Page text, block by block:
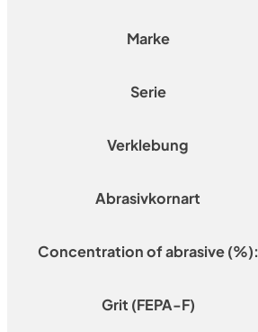
Marke
Serie
Verklebung
Abrasivkornart
Concentration of abrasive (%):
Grit (FEPA-F)